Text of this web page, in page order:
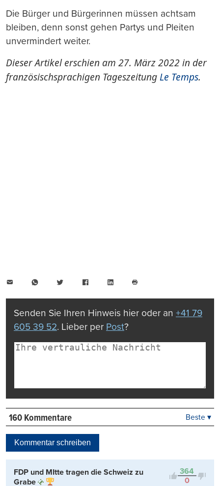
Die Bürger und Bürgerinnen müssen achtsam
bleiben, denn sonst gehen Partys und Pleiten
unvermindert weiter.
Dieser Artikel erschien am 27. März 2022 in der
französischsprachigen TageszeitungLe Temps.
WhatsAppTwitter FacebookLinkedIn
drucken
Senden Sie Ihren Hinweis hier oder an +41 79
605 39 52. Lieber per Post?
160 Kommentare
Kontrovers
Beste ▾
Kommentar schreiben
364
0
FDP und MItte tragen die Schweiz zu
Grabe